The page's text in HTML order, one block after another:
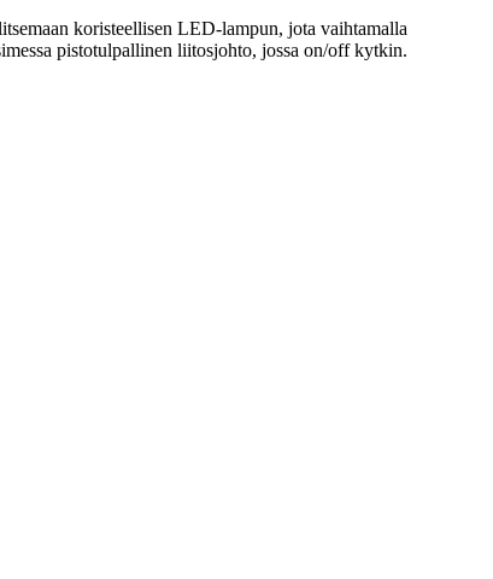
koristeellisen LED-lampun, jota vaihtamalla
pistotulpallinen liitosjohto, jossa on/off kytkin.